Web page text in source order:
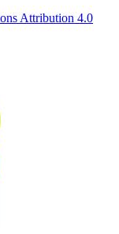
Attribution 4.0